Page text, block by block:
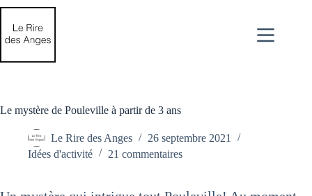
Passer
contenu
Le mystère de Pouleville à partir de 3 ans
Le Rire des Anges
26 septembre 2021
Idées d'activité
21 commentaires